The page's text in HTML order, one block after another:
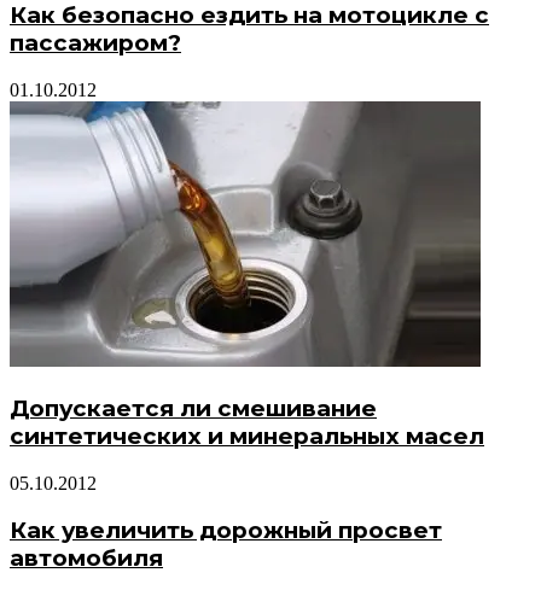
Как безопасно ездить на мотоцикле с
пассажиром?
01.10.2012
Допускается ли смешивание
синтетических и минеральных масел
05.10.2012
Как увеличить дорожный просвет
автомобиля